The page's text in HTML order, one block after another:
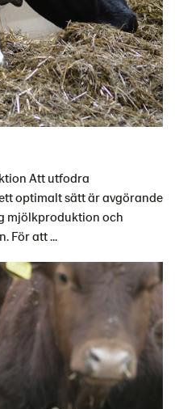
Att utfodra
optimalt sätt är avgörande
mjölkproduktion och
För att ...